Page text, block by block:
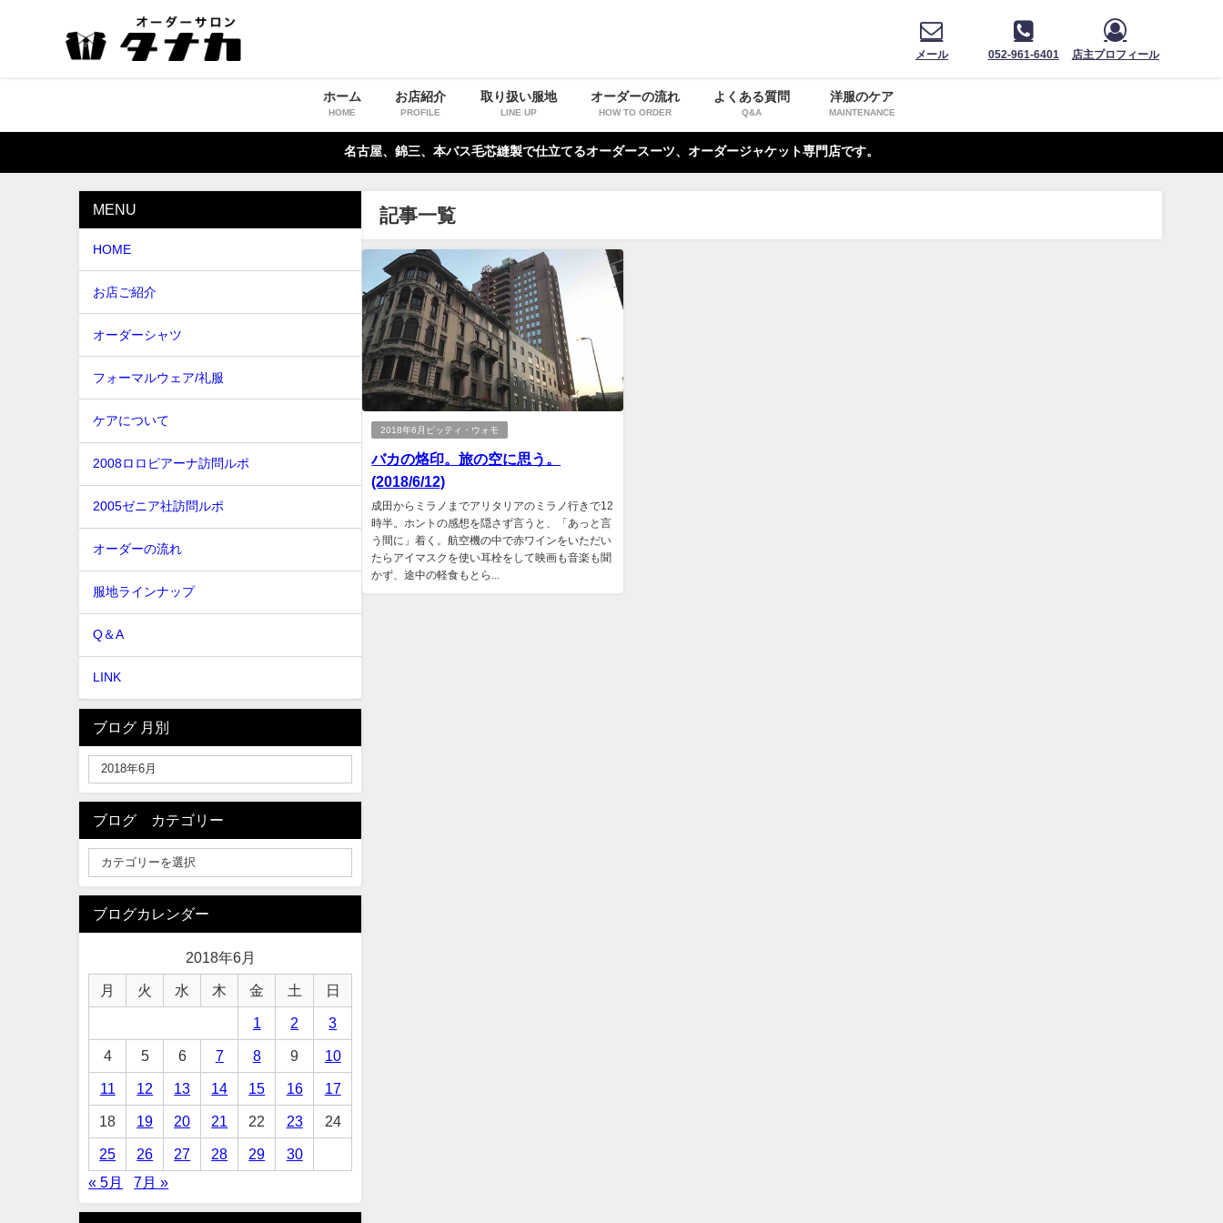
メール 052-961-6401 店主プロフィール
ホーム
HOME
お店紹介
PROFILE
取り扱い服地
LINE UP
オーダーの流れ
HOW TO ORDER
よくある質問
Q&A
洋服のケア
MAINTENANCE
名古屋、錦三、本バス毛芯縫製で仕立てるオーダースーツ、オーダージャケット専門店です。
記事一覧
2018年6月ピッティ・ウォモ
バカの烙印。旅の空に思う。
(2018/6/12)
成田からミラノまでアリタリアのミラノ行きで12
時半。ホントの感想を隠さず言うと、「あっと言
う間に」着く。航空機の中で赤ワインをいただい
たらアイマスクを使い耳栓をして映画も音楽も聞
かず、途中の軽食もとら...
MENU
HOME
お店ご紹介
オーダーシャツ
フォーマルウェア/礼服
ケアについて
2008ロロピアーナ訪問ルポ
2005ゼニア社訪問ルポ
オーダーの流れ
服地ラインナップ
Q＆A
LINK
ブログ 月別
ブログ カテゴリー
ブログカレンダー
2018年6月
月 火 水 木 金 土 日
1 2 3
4 5 6 7 8 9 10
11 12 13 14 15 16 17
18 19 20 21 22 23 24
25 26 27 28 29
30
« 5月
7月 »